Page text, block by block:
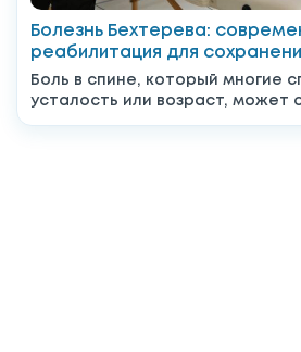
Болезнь Бехтерева:
реабилитация для
Боль в спине, который многие
усталость или возраст, может